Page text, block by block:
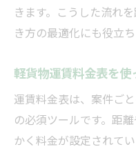
きます。こうした流れ
き方の最適化にも役立ち
軽貨物運賃料金表を
運賃料金表は、案件ご
の必須ツールです。距
かく料金が設定されて